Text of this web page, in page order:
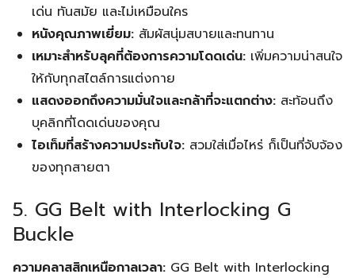
เด่น ทันสมัย และไม่เหมือนใคร
หนังคุณภาพเยี่ยม: สัมผัสนุ่มสบายและทนทาน
เหมาะสำหรับลุคที่ต้องการความโดดเด่น: เพิ่มความน่าสนใจ
ให้กับทุกสไตล์การแต่งกาย
แสดงออกถึงความมั่นใจและกล้าที่จะแตกต่าง: สะท้อนถึง
บุคลิกที่โดดเด่นของคุณ
ไอเท็มที่สร้างความประทับใจ: สวมใส่เมื่อไหร่ ก็เป็นที่จับจ้อง
ของทุกสายตา
5. GG Belt with Interlocking G
Buckle
ความคลาสสิกเหนือกาลเวลา: GG Belt with Interlocking